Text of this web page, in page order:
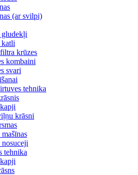
(ar svilpi)
krūzes
kombaini
svari
tehnika
krāsni
tehnika